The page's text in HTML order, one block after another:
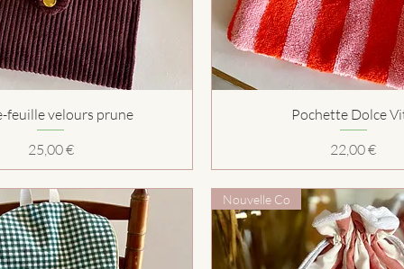
Aperçu rapide
feuille velours prune
Prix
25,00 €
Aperçu rapide
Pochette Dolce
Prix
22,00 €
Nouvelle Co